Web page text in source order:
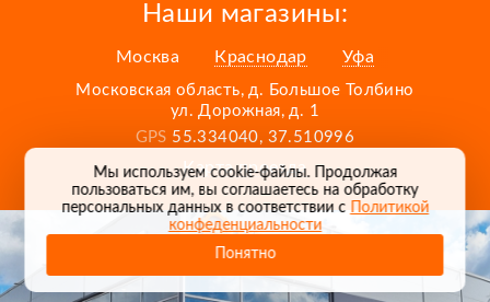
Наши магазины:
Москва Краснодар Уфа
Московская область, д. Большое Толбино
ул. Дорожная, д. 1
GPS 55.334040, 37.510996
Карта проезда
Мы используем cookie-файлы. Продолжая
пользоваться им, вы соглашаетесь на обработку
персональных данных в соответствии сПолитикой
конфеденциальности
Понятно